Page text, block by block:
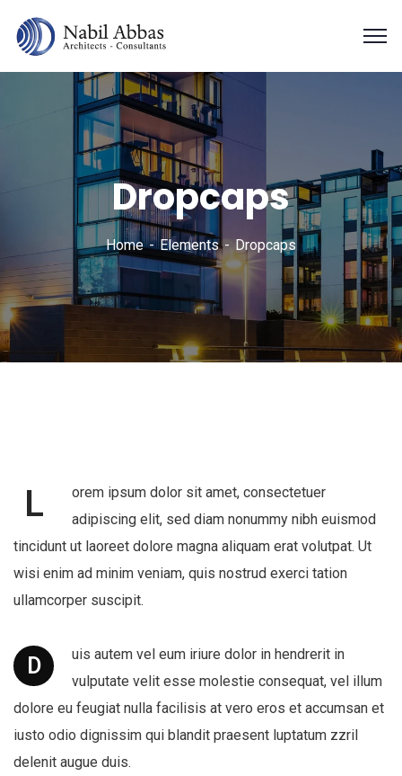
Dropcaps
Home Elements Dropcaps
L
orem ipsum dolor sit amet, consectetuer
adipiscing elit, sed diam nonummy nibh euismod
tincidunt ut laoreet dolore magna aliquam erat volutpat. Ut
wisi enim ad minim veniam, quis nostrud exerci tation
ullamcorper suscipit.
D
uis autem vel eum iriure dolor in hendrerit in
vulputate velit esse molestie consequat, vel illum
dolore eu feugiat nulla facilisis at vero eros et accumsan et
iusto odio dignissim qui blandit praesent luptatum zzril
delenit augue duis.